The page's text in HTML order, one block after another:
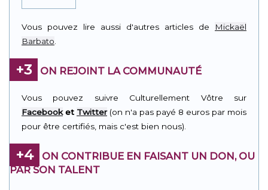
Vous pouvez lire aussi d'autres articles de
Mickaël
Barbato.
+3 ON REJOINT LA COMMUNAUTÉ
Vous pouvez suivre Culturellement Vôtre sur
Facebooket Twitter(on n'a pas payé 8 euros par mois
pour être certifiés, mais c'est bien nous).
+4
ON CONTRIBUE EN FAISANT UN DON, OU
PAR SON TALENT